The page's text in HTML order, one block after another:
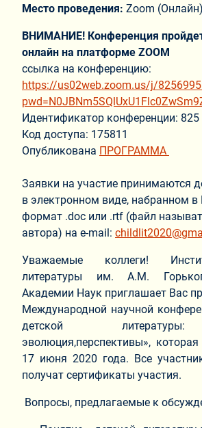
Место проведения: Zoom (Онлайн)
ВНИМАНИЕ! Конференция
онлайн на платформе ZOOM
ссылка на конференцию:
https://us02web.zoom.us/j/
Идентификатор конференции: 825
Код доступа: 175811
Опубликована ПРОГРАММА
Заявки на участие принимаются
в электронном виде, набранном в
формат .doc или .rtf (файл
автора) на e-mail:
Уважаемые коллеги!
литературы им. А.М.
Академии Наук приглашает Вас
Международной научной
детской
эволюция,перспективы»,
17 июня 2020 года. Все
получат сертификаты участия.
Вопросы, предлагаемые к